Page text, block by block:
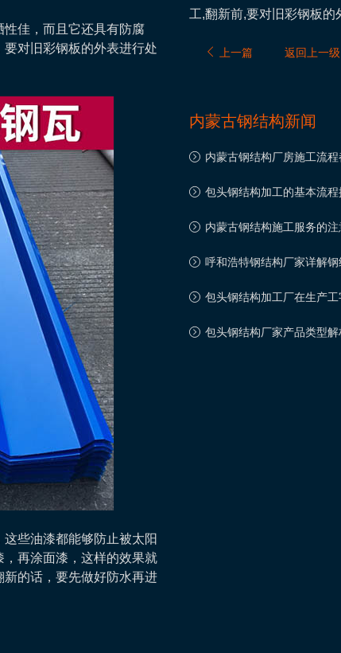
佳，而且它还具有防腐
对旧彩钢板的外表进行处
些油漆都能够防止被太阳
再涂面漆，这样的效果就
的话，要先做好防水再进
工,翻新前,要对旧彩钢板的
上一篇 返回上一级
内蒙古钢结构新闻
内蒙古钢结构厂房施工流
包头钢结构加工的基本流程
内蒙古钢结构施工服务的注
呼和浩特钢结构厂家详解
包头钢结构加工厂在生产
包头钢结构厂家产品类型解